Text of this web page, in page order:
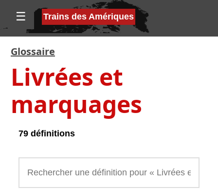
☰ Trains des Amériques
Glossaire
Livrées et
marquages
79 définitions